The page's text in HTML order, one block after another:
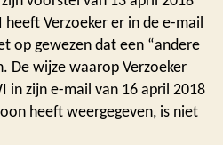
Verzoeker er in de e-mail
op gewezen dat een “andere
De wijze waarop Verzoeker
in zijn e-mail van 16 april 2018
heeft weergegeven, is niet